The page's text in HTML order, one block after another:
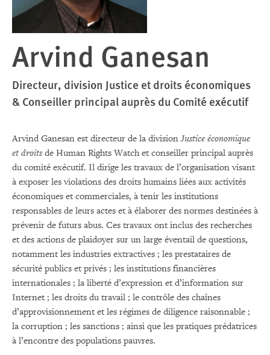
Arvind Ganesan
Directeur, division Justice et droits économiques
& Conseiller principal auprès du Comité exécutif
Arvind Ganesan est directeur de la divisionJustice économique
et droitsde Human Rights Watch et conseiller principal auprès
du comité exécutif. Il dirige les travaux de l’organisation visant
à exposer les violations des droits humains liées aux activités
économiques et commerciales, à tenir les institutions
responsables de leurs actes et à élaborer des normes destinées à
prévenir de futurs abus. Ces travaux ont inclus des recherches
et des actions de plaidoyer sur un large éventail de questions,
notamment les industries extractives ; les prestataires de
sécurité publics et privés ; les institutions financières
internationales ; la liberté d’expression et d’information sur
Internet ; les droits du travail ; le contrôle des chaînes
d’approvisionnement et les régimes de diligence raisonnable ;
la corruption ; les sanctions ; ainsi que les pratiques prédatrices
à l’encontre des populations pauvres.